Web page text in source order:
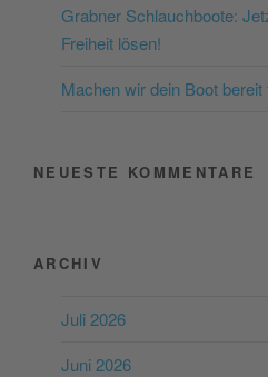
Consent
Grabner Schlauchboote:
Freiheit lösen!
Machen wir dein Boot bereit
NEUESTE KOMMENTARE
ARCHIV
Juli 2026
Juni 2026